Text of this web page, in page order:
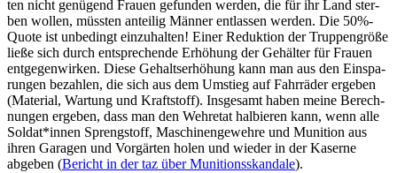
ten nicht genü­gend Frau­en gefun­den wer­den, die für ihr Land ster­
ben wol­len, müss­ten antei­lig Män­ner ent­las­sen wer­den. Die 50%-
Quote ist unbe­dingt ein­zu­hal­ten! Einer Reduk­ti­on der Trup­pen­grö­ße
lie­ße sich durch ent­spre­chen­de Erhö­hung der Gehäl­ter für Frau­en
ent­ge­gen­wir­ken. Die­se Gehalts­er­hö­hung kann man aus den Ein­spa­
run­gen bezah­len, die sich aus dem Umstieg auf Fahr­rä­der erge­ben
(Mate­ri­al, War­tung und Kraft­stoff). Ins­ge­samt haben mei­ne Berech­
nun­gen erge­ben, dass man den Wehr­etat hal­bie­ren kann, wenn alle
Soldat*innen Spreng­stoff, Maschi­nen­ge­weh­re und Muni­ti­on aus
ihren Gara­gen und Vor­gär­ten holen und wie­der in der Kaser­ne
abge­ben (Bericht in der taz über Muni­ti­ons­skan­da­le).